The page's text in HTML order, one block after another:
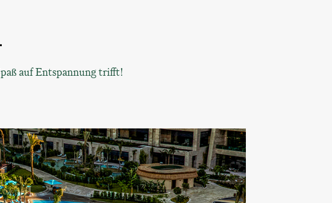
auf Entspannung trifft!